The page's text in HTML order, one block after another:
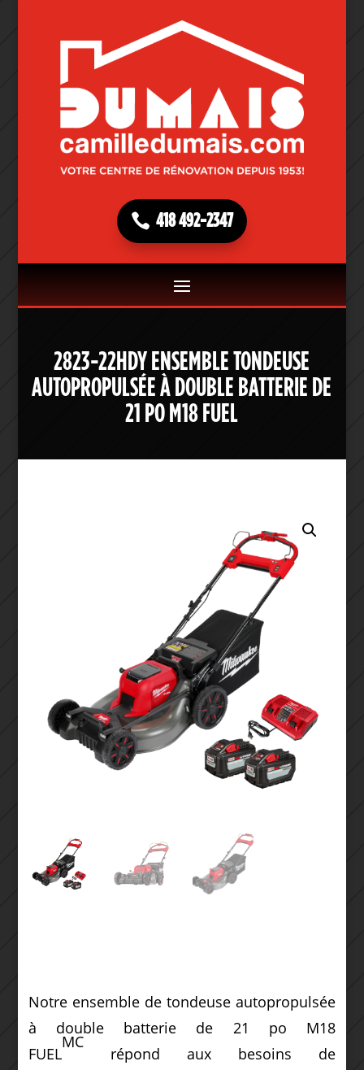
418 492-2347
2823-22HDY ENSEMBLE TONDEUSE
AUTOPROPULSÉE À DOUBLE BATTERIE DE
21 PO M18 FUEL
Notre ensemble de tondeuse autopropulsée
à double batterie de 21 po M18
FUEL
MC
répond aux besoins de